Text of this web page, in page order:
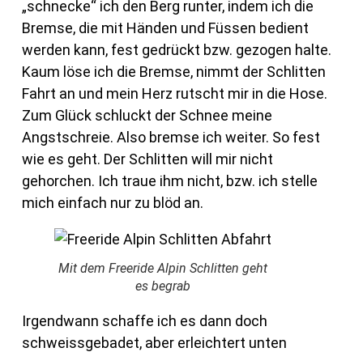
„schnecke“ ich den Berg runter, indem ich die
Bremse, die mit Händen und Füssen bedient
werden kann, fest gedrückt bzw. gezogen halte.
Kaum löse ich die Bremse, nimmt der Schlitten
Fahrt an und mein Herz rutscht mir in die Hose.
Zum Glück schluckt der Schnee meine
Angstschreie. Also bremse ich weiter. So fest
wie es geht. Der Schlitten will mir nicht
gehorchen. Ich traue ihm nicht, bzw. ich stelle
mich einfach nur zu blöd an.
Mit dem Freeride Alpin Schlitten geht
es begrab
Irgendwann schaffe ich es dann doch
schweissgebadet, aber erleichtert unten